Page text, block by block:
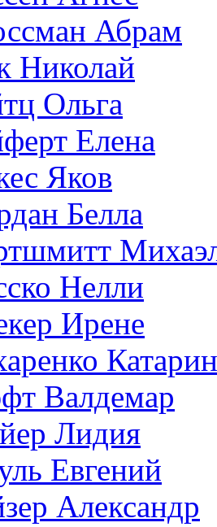
Абрам
Николай
Ольга
Елена
Яков
Белла
Нелли
Ирене
Валдемaр
Лидия
Евгений
Александр